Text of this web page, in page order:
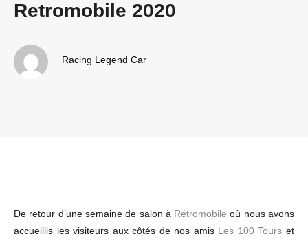
Retromobile 2020
Racing Legend Car
De retour d’une semaine de salon à Rétromobile où nous avons
accueillis les visiteurs aux côtés de nos amis Les 100 Tours et